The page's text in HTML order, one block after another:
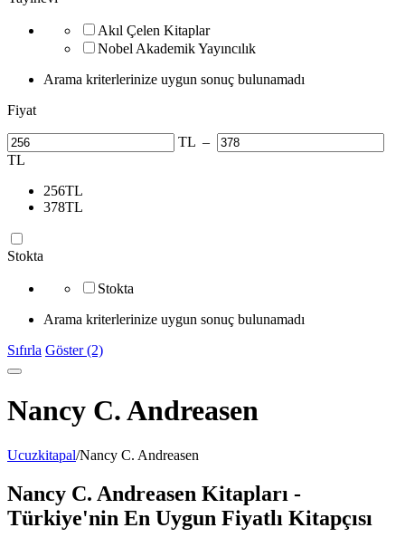
Akıl Çelen Kitaplar
Nobel Akademik Yayıncılık
Arama kriterlerinize uygun sonuç bulunamadı
Fiyat
TL –
TL
256TL
378TL
Stokta
Stokta
Arama kriterlerinize uygun sonuç bulunamadı
Sıfırla Göster (2)
Nancy C. Andreasen
Ucuzkitapal/Nancy C. Andreasen
Nancy C. Andreasen Kitapları -
Türkiye'nin En Uygun Fiyatlı Kitapçısı